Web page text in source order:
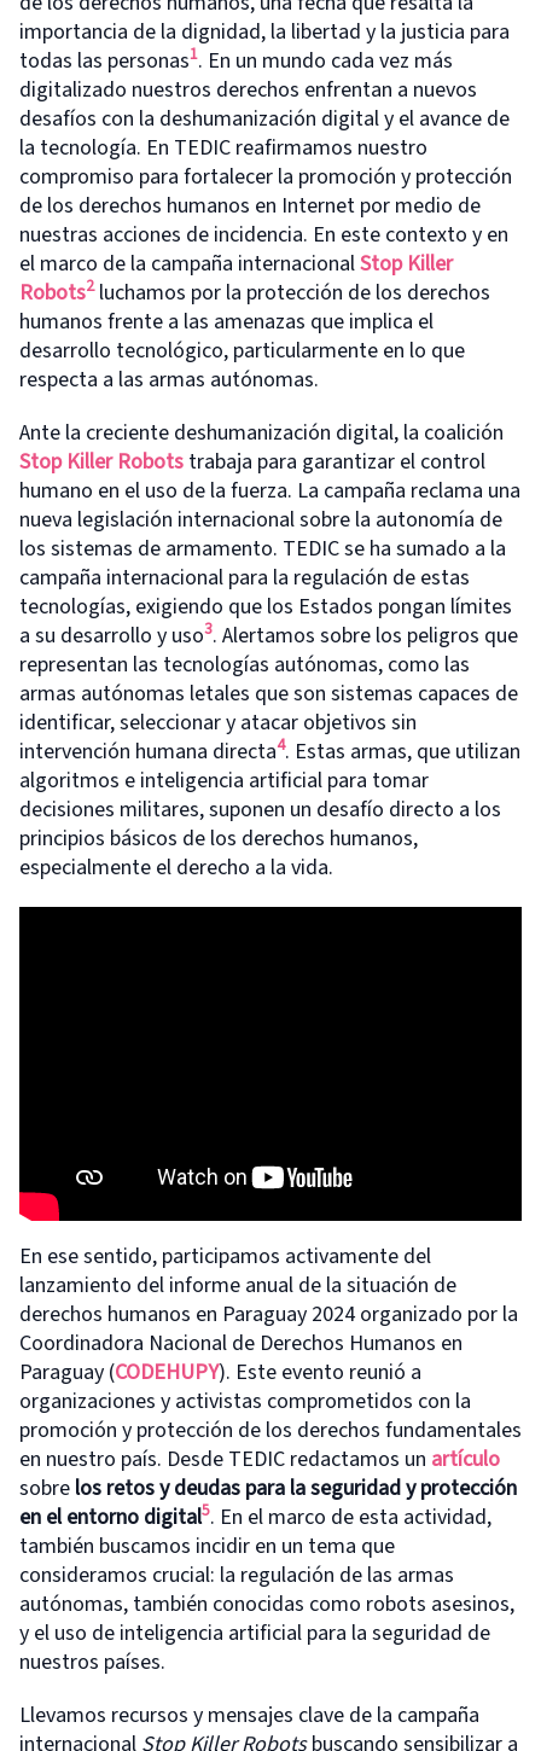
importancia de la dignidad, la libertad y la justicia para
todas las personas1. En un mundo cada vez más
digitalizado nuestros derechos enfrentan a nuevos
desafíos con la deshumanización digital y el avance de
la tecnología. En TEDIC reafirmamos nuestro
compromiso para fortalecer la promoción y protección
de los derechos humanos en Internet por medio de
nuestras acciones de incidencia. En este contexto y en
el marco de la campaña internacionalStop Killer
Robots2luchamos por la protección de los derechos
humanos frente a las amenazas que implica el
desarrollo tecnológico, particularmente en lo que
respecta a las armas autónomas.
Ante la creciente deshumanización digital, la coalición
Stop Killer Robots trabaja para garantizar el control
humano en el uso de la fuerza. La campaña reclama una
nueva legislación internacional sobre la autonomía de
los sistemas de armamento. TEDIC se ha sumado a la
campaña internacional para la regulación de estas
tecnologías, exigiendo que los Estados pongan límites
a su desarrollo y uso3. Alertamos sobre los peligros que
representan las tecnologías autónomas, como las
armas autónomas letales que son sistemas capaces de
identificar, seleccionar y atacar objetivos sin
intervención humana directa4. Estas armas, que utilizan
algoritmos e inteligencia artificial para tomar
decisiones militares, suponen un desafío directo a los
principios básicos de los derechos humanos,
especialmente el derecho a la vida.
En ese sentido, participamos activamente del
lanzamiento del informe anual de la situación de
derechos humanos en Paraguay 2024 organizado por la
Coordinadora Nacional de Derechos Humanos en
Paraguay (CODEHUPY). Este evento reunió a
organizaciones y activistas comprometidos con la
promoción y protección de los derechos fundamentales
en nuestro país. Desde TEDIC redactamos un artículo
sobre los retos y deudas para la seguridad y protección
en el entorno digital5. En el marco de esta actividad,
también buscamos incidir en un tema que
consideramos crucial: la regulación de las armas
autónomas, también conocidas como robots asesinos,
y el uso de inteligencia artificial para la seguridad de
nuestros países.
Llevamos recursos y mensajes clave de la campaña
internacional Stop Killer Robotsbuscando sensibilizar a